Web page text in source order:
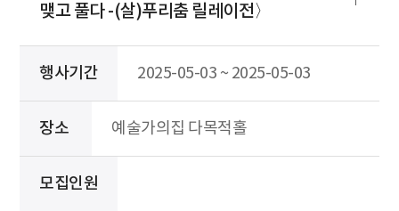
맺고 풀다 -(살)푸리춤 릴레이전〉
행사기간 2025-05-03 ~ 2025-05-03
장소 예술가의집 다목적홀
모집인원